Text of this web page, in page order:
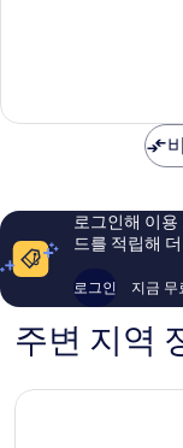
셀
내
고
용
후
기
1,217
개
로그인해 이
드를 적립해
로그인 지금 무
주변 지역